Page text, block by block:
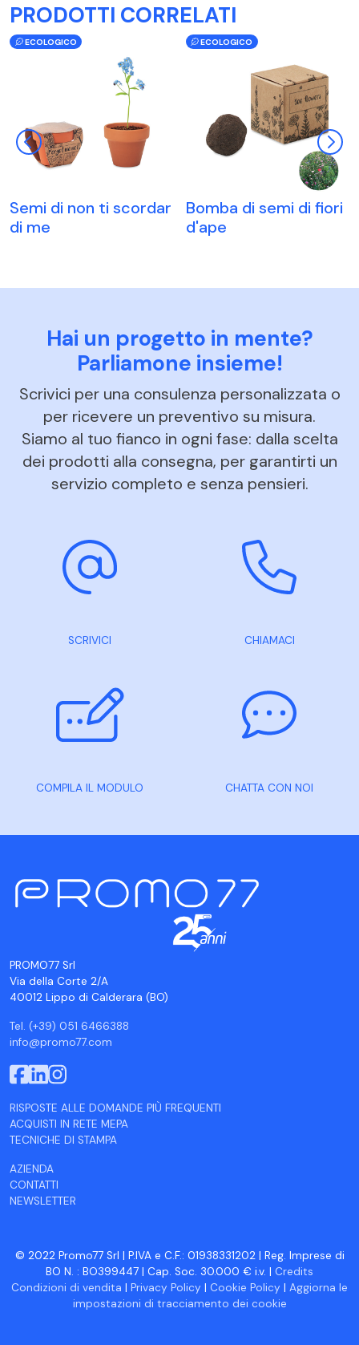
PRODOTTI CORRELATI
ECOLOGICO
Semi di non ti scordar
di me
ECOLOGICO
Bomba di semi di fiori
d'ape
Hai un progetto in mente?
Parliamone insieme!
Scrivici per una consulenza personalizzata o
per ricevere un preventivo su misura.
Siamo al tuo fianco in ogni fase: dalla scelta
dei prodotti alla consegna, per garantirti un
servizio completo e senza pensieri.
SCRIVICI CHIAMACI
COMPILA IL MODULO CHATTA CON NOI
PROMO77 Srl
Via della Corte 2/A
40012 Lippo di Calderara (BO)
Tel. (+39) 051 6466388
info@promo77.com
RISPOSTE ALLE DOMANDE PIÙ FREQUENTI
ACQUISTI IN RETE MEPA
TECNICHE DI STAMPA
AZIENDA
CONTATTI
NEWSLETTER
© 2022 Promo77 Srl | P.IVA e C.F.: 01938331202 | Reg. Imprese di
BO N. : BO399447 | Cap. Soc. 30.000 € i.v. | Credits
Condizioni di vendita | Privacy Policy | Cookie Policy | Aggiorna le
impostazioni di tracciamento dei cookie